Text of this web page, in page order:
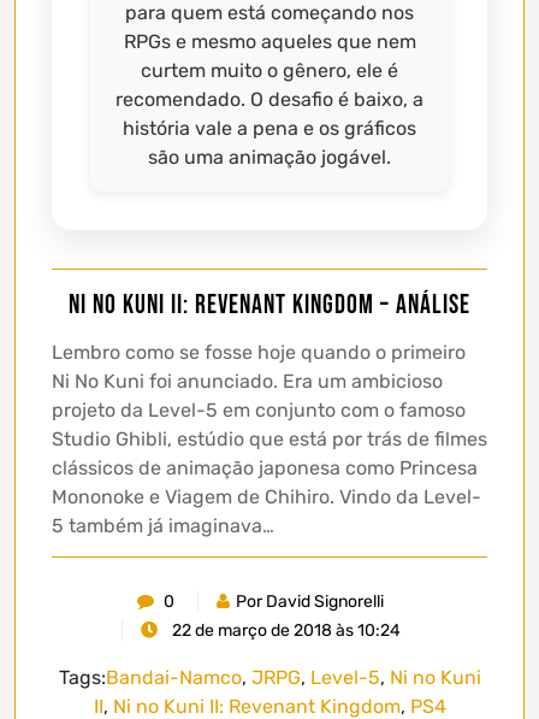
para quem está começando nos
RPGs e mesmo aqueles que nem
curtem muito o gênero, ele é
recomendado. O desafio é baixo, a
história vale a pena e os gráficos
são uma animação jogável.
Ni no Kuni II: Revenant Kingdom – Análise
Lembro como se fosse hoje quando o primeiro
Ni No Kuni foi anunciado. Era um ambicioso
projeto da Level-5 em conjunto com o famoso
Studio Ghibli, estúdio que está por trás de filmes
clássicos de animação japonesa como Princesa
Mononoke e Viagem de Chihiro. Vindo da Level-
5 também já imaginava…
0
Por David Signorelli
22 de março de 2018 às 10:24
Tags:Bandai-Namco, JRPG, Level-5, Ni no Kuni
II, Ni no Kuni II: Revenant Kingdom, PS4